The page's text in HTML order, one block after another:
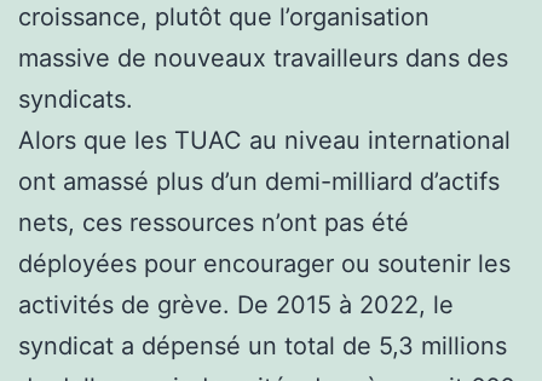
croissance, plutôt que l’organisation
massive de nouveaux travailleurs dans des
syndicats.
Alors que les TUAC au niveau international
ont amassé plus d’un demi-milliard d’actifs
nets, ces ressources n’ont pas été
déployées pour encourager ou soutenir les
activités de grève. De 2015 à 2022, le
syndicat a dépensé un total de 5,3 millions